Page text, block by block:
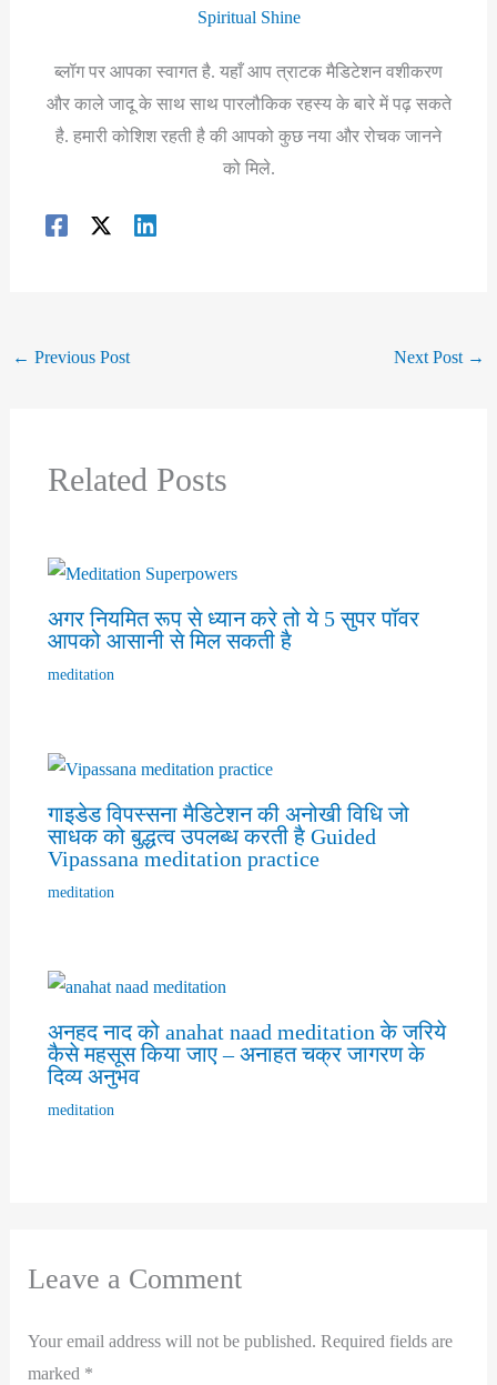
Spiritual Shine
ब्लॉग पर आपका स्वागत है. यहाँ आप त्राटक मैडिटेशन वशीकरण
और काले जादू के साथ साथ पारलौकिक रहस्य के बारे में पढ़ सकते
है. हमारी कोशिश रहती है की आपको कुछ नया और रोचक जानने
को मिले.
← Previous Post Next Post →
Related Posts
अगर नियमित रूप से ध्यान करे तो ये 5 सुपर पॉवर
आपको आसानी से मिल सकती है
meditation
गाइडेड विपस्सना मैडिटेशन की अनोखी विधि जो
साधक को बुद्धत्व उपलब्ध करती है Guided
Vipassana meditation practice
meditation
अनहद नाद को anahat naad meditation के जरिये
कैसे महसूस किया जाए – अनाहत चक्र जागरण के
दिव्य अनुभव
meditation
Leave a Comment
Your email address will not be published. Required fields are
marked *